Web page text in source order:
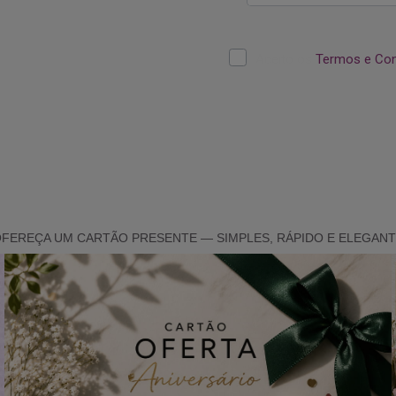
UM CARTÃO PRESENTE — SIMPLES, RÁPIDO E